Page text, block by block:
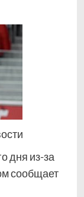
дня из-за
сообщает